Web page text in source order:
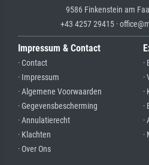
9586 Finkenstein am
+43 4257 29415 ·
Impressum & Contact
· Contact
· Impressum
· Algemene Voorwaarden
· Gegevensbescherming
· Annulatierecht
· Klachten
· Over Ons
·